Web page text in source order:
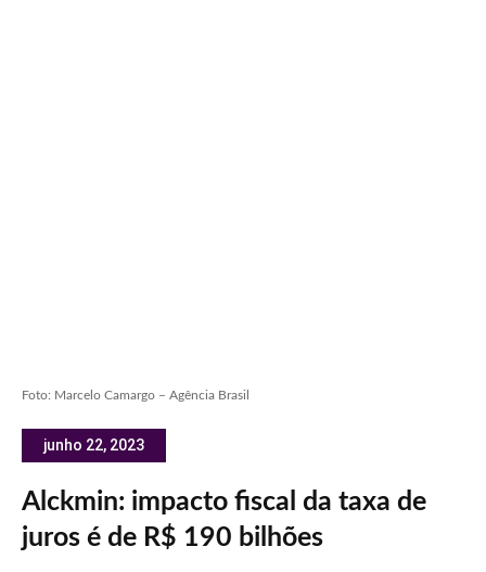
Foto: Marcelo Camargo – Agência Brasil
junho 22, 2023
Alckmin: impacto fiscal da taxa de
juros é de R$ 190 bilhões